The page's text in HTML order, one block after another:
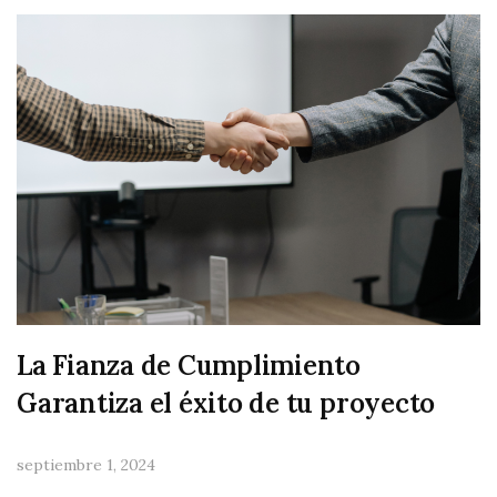
La Fianza de Cumplimiento
Garantiza el éxito de tu proyecto
septiembre 1, 2024